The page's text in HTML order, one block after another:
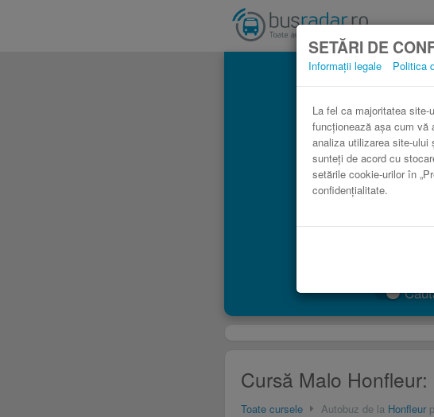
SETĂRI DE
Informații legale Politica
La fel ca majoritatea
funcționează așa cum vă
analiza utilizarea site-ului
sunteți de acord cu
setările cookie-urilor în
confidențialitate.
Autocar
Cursă Malo
Toate cursele Autobuz de la Honfleur